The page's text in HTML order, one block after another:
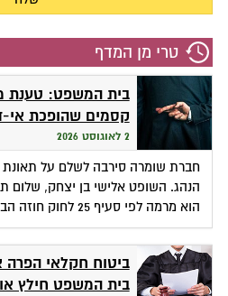
טרי מן המדף
בית המשפט: טענת
קסמים שהופכת אי-
2 לאוגוסט 2026
חברת שומרה סירבה לשלם על תאונת
הנהג. השופט אלישי בן יצחק, שלום
הוא מרמה לפי סעיף 25 לחוק חוזה הביטוח.
ביטוח חקלאי הפרה
בית המשפט חילץ